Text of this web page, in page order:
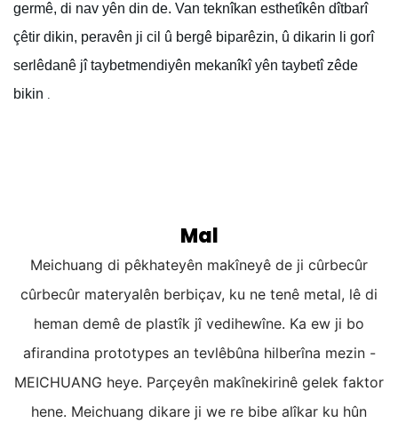
germê, di nav yên din de. Van teknîkan esthetîkên dîtbarî
çêtir dikin, peravên ji cil û bergê biparêzin, û dikarin li gorî
serlêdanê jî taybetmendiyên mekanîkî yên taybetî zêde
bikin .
Mal
Meichuang di pêkhateyên makîneyê de ji cûrbecûr
cûrbecûr materyalên berbiçav, ku ne tenê metal, lê di
heman demê de plastîk jî vedihewîne. Ka ew ji bo
afirandina prototypes an tevlêbûna hilberîna mezin -
MEICHUANG heye. Parçeyên makînekirinê gelek faktor
hene. Meichuang dikare ji we re bibe alîkar ku hûn